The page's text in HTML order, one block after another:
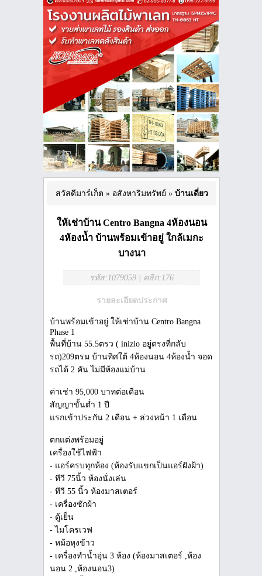
สวัสดีมาร์เก็ต » อสังหาริมทรัพย์ » บ้านเดี่ยว
ให้เช่าบ้าน Centro Bangna 4ห้องนอน
4ห้องน้ำ บ้านพร้อมเข้าอยู่ ใกล้เมกะ
บางนา
รหัส:1079059 คลิก:176
รายละเอียดประกาศ
บ้านพร้อมเข้าอยู่ ให้เช่าบ้าน Centro Bangna
Phase 1
พื้นที่บ้าน 55.5ตรว ( inizio อยู่ตรงที่กลับ
รถ)209ตรม บ้านทิศใต้ 4ห้องนอน 4ห้องน้ำ จอด
รถได้ 2 คัน ไม่มีห้องแม่บ้าน
ค่าเช่า 95,000 บาทต่อเดือน
สัญญาขั้นต่ำ 1 ปี
แรกเข้าประกัน 2 เดือน + ล่วงหน้า 1 เดือน
ตกแต่งพร้อมอยู่
เครื่องใช้ไฟฟ้า
- แอร์ครบทุกห้อง (ห้องรับแขกเป็นแอร์ฝังฝ้า)
- ทีวี 75นิ้ว ห้องนั่งเล่น
- ทีวี 55 นิ้ว ห้องมาสเตอร์
- เครื่องซักผ้า
- ตู้เย็น
- ไมโครเวฟ
- หม้อหุงข้าว
- เครื่องทำน้ำอุ่น 3 ห้อง (ห้องมาสเตอร์ ,ห้อง
นอน 2 ,ห้องนอน3)